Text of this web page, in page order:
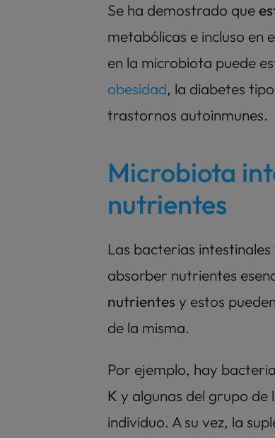
Se ha demostrado que
metabólicas e incluso en
en la microbiota puede
obesidad, la diabetes
trastornos autoinmunes.
Microbiota
nutrientes
Las bacterias
absorber nutrientes
nutrientes y estos
de la misma.
Por ejemplo, hay
K y algunas del grupo de
individuo. A su vez, la